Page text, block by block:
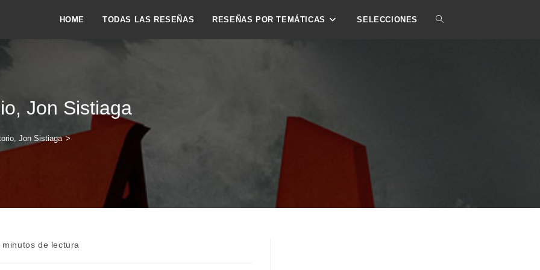
HOME TODAS LAS RESEÑAS RESEÑAS POR TEMÁTICAS SELECCIONES ALTERNAR
Jon Sistiaga
Jon Sistiaga >
minutos de lectura